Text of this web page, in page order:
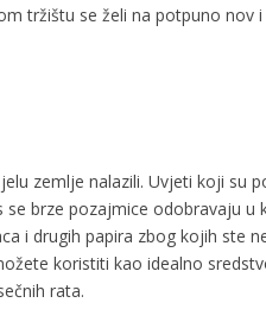
tržištu se želi na potpuno nov
zemlje nalazili. Uvjeti koji su
brze pozajmice odobravaju
i drugih papira zbog kojih ste
koristiti kao idealno
rata.